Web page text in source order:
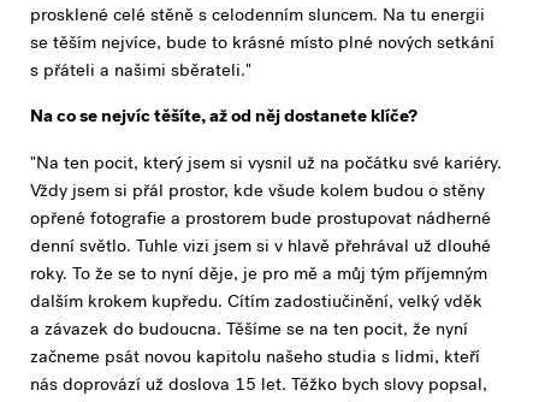
prosklené celé stěně s celodenním sluncem. Na tu energii
se těším nejvíce, bude to krásné místo plné nových setkání
s přáteli a našimi sběrateli."
Na co se nejvíc těšíte, až od něj dostanete klíče?
"Na ten pocit, který jsem si vysnil už na počátku své kariéry.
Vždy jsem si přál prostor, kde všude kolem budou o stěny
opřené fotografie a prostorem bude prostupovat nádherné
denní světlo. Tuhle vizi jsem si v hlavě přehrával už dlouhé
roky. To že se to nyní děje, je pro mě a můj tým příjemným
dalším krokem kupředu. Cítím zadostiučinění, velký vděk
a závazek do budoucna. Těšíme se na ten pocit, že nyní
začneme psát novou kapitolu našeho studia s lidmi, kteří
nás doprovází už doslova 15 let. Těžko bych slovy popsal,